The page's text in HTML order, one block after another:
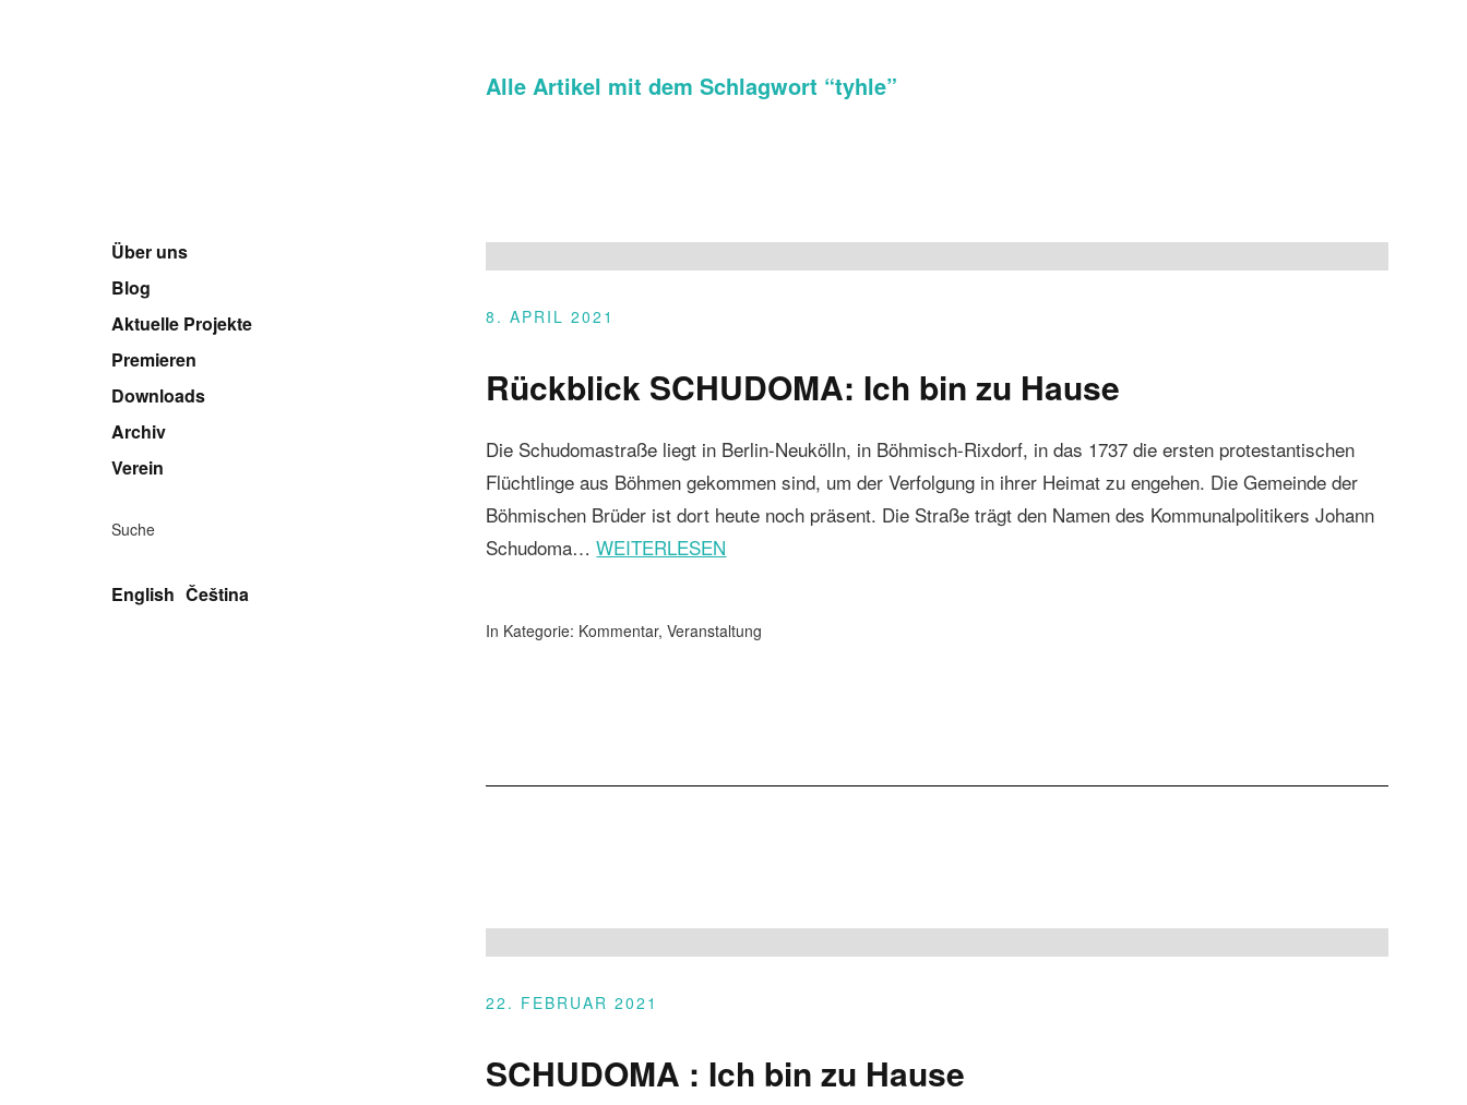
Über uns
Blog
Aktuelle Projekte
Premieren
Downloads
Archiv
Verein
Suche
English Čeština
Alle Artikel mit dem Schlagwort “tyhle”
8. APRIL 2021
Rückblick SCHUDOMA: Ich bin zu Hause
Die Schudomastraße liegt in Berlin-Neukölln, in Böhmisch-Rixdorf, in das 1737 die ersten protestantischen
Flüchtlinge aus Böhmen gekommen sind, um der Verfolgung in ihrer Heimat zu engehen. Die Gemeinde der
Böhmischen Brüder ist dort heute noch präsent. Die Straße trägt den Namen des Kommunalpolitikers Johann
Schudoma…WEITERLESEN
In Kategorie: Kommentar,Veranstaltung
22. FEBRUAR 2021
SCHUDOMA : Ich bin zu Hause